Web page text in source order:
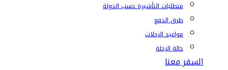
متطلبات التأشيرة حسب الدولة
طرق الدفع
مواعيد الرحلات
حالة الرحلة
السفر معنا